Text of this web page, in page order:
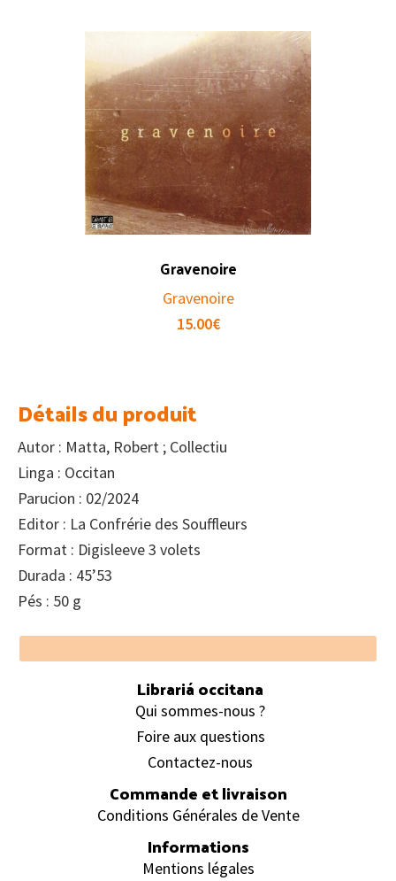
Gravenoire
Gravenoire
15.00€
Détails du produit
Autor : Matta, Robert ; Collectiu
Linga : Occitan
Parucion : 02/2024
Editor : La Confrérie des Souffleurs
Format : Digisleeve 3 volets
Durada : 45’53
Pés : 50 g
Footer
Librariá occitana
Qui sommes-nous ?
Foire aux questions
Contactez-nous
Commande et livraison
Conditions Générales de Vente
Informations
Mentions légales